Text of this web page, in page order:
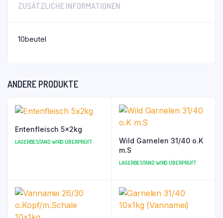
ZUSÄTZLICHE INFORMATIONEN
10beutel
ANDERE PRODUKTE
Entenfleisch 5x2kg
LAGERBESTAND WIRD ÜBERPRÜFT
Wild Garnelen 31/40 o.K
m.S
LAGERBESTAND WIRD ÜBERPRÜFT